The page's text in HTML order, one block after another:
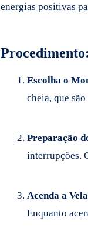
energias positivas
Procedimento:
Escolha o
cheia, que
Preparação
interrupções.
Acenda a
Enquanto